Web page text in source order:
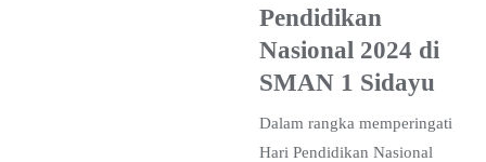
Pendidikan
Nasional 2024 di
SMAN 1 Sidayu
Dalam rangka memperingati
Hari Pendidikan Nasional